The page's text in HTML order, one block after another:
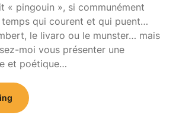
« pingouin », si communément
temps qui courent et qui puent…
le livaro ou le munster… mais
moi vous présenter une
et poétique…